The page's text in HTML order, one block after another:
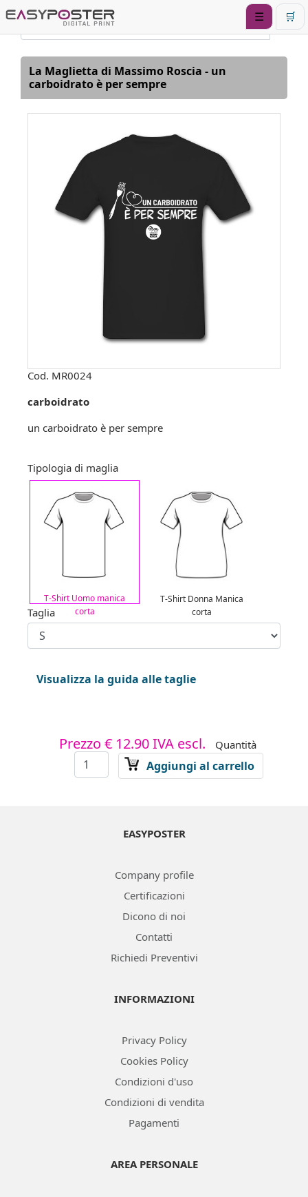
☰ 🛒
La Maglietta di Massimo Roscia - un
carboidrato è per sempre
Cod. MR0024
carboidrato
un carboidrato è per sempre
Tipologia di maglia
T-Shirt Uomo manica
corta
T-Shirt Donna Manica
corta
Taglia
Visualizza la guida alle taglie
Prezzo € 12.90IVA escl. Quantità
Aggiungi al carrello
EASYPOSTER
Company profile
Certificazioni
Dicono di noi
Contatti
Richiedi Preventivi
INFORMAZIONI
Privacy Policy
Cookies Policy
Condizioni d'uso
Condizioni di vendita
Pagamenti
AREA PERSONALE